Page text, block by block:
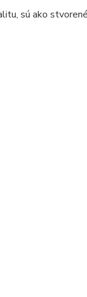
sú ako